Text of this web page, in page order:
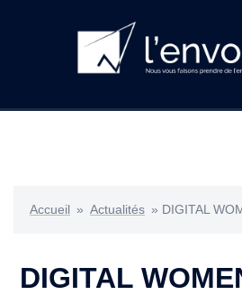
Accueil » Actualités » DIGITAL
DIGITAL